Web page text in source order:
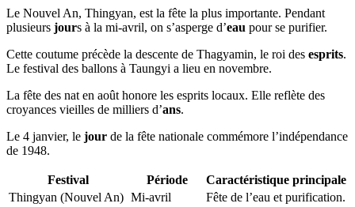
Le Nouvel An, Thingyan, est la fête la plus importante. Pendant
plusieurs jours à la mi-avril, on s’asperge d’eau pour se purifier.
Cette coutume précède la descente de Thagyamin, le roi des esprits.
Le festival des ballons à Taungyi a lieu en novembre.
La fête des nat en août honore les esprits locaux. Elle reflète des
croyances vieilles de milliers d’ans.
Le 4 janvier, le jour de la fête nationale commémore l’indépendance
de 1948.
Festival Période
Caractéristique principale
Thingyan (Nouvel An) Mi-avril
Fête de l’eau et purification.